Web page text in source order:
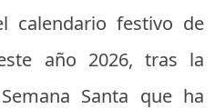
calendario festivo de
año 2026, tras la
Santa que ha